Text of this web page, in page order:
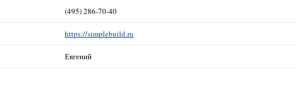
(495) 286-70-40
https://simplebuild.ru
Евгений